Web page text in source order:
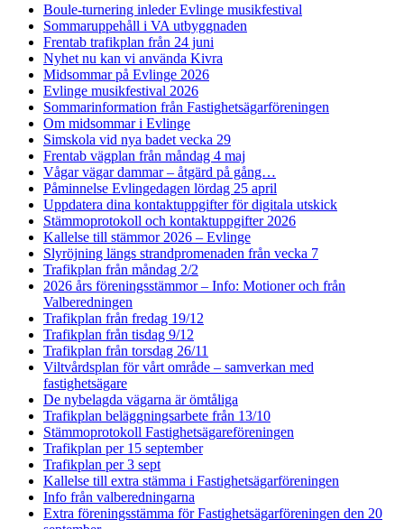
Boule-turnering inleder Evlinge musikfestival
Sommaruppehåll i VA utbyggnaden
Frentab trafikplan från 24 juni
Nyhet nu kan vi använda Kivra
Midsommar på Evlinge 2026
Evlinge musikfestival 2026
Sommarinformation från Fastighetsägarföreningen
Om midsommar i Evlinge
Simskola vid nya badet vecka 29
Frentab vägplan från måndag 4 maj
Vågar vägar dammar – åtgärd på gång…
Påminnelse Evlingedagen lördag 25 april
Uppdatera dina kontaktuppgifter för digitala utskick
Stämmoprotokoll och kontaktuppgifter 2026
Kallelse till stämmor 2026 – Evlinge
Slyröjning längs strandpromenaden från vecka 7
Trafikplan från måndag 2/2
2026 års föreningsstämmor – Info: Motioner och från
Valberedningen
Trafikplan från fredag 19/12
Trafikplan från tisdag 9/12
Trafikplan från torsdag 26/11
Viltvårdsplan för vårt område – samverkan med
fastighetsägare
De nybelagda vägarna är ömtåliga
Trafikplan beläggningsarbete från 13/10
Stämmoprotokoll Fastighetsägareföreningen
Trafikplan per 15 september
Trafikplan per 3 sept
Kallelse till extra stämma i Fastighetsägarföreningen
Info från valberedningarna
Extra föreningsstämma för Fastighetsägarföreningen den 20